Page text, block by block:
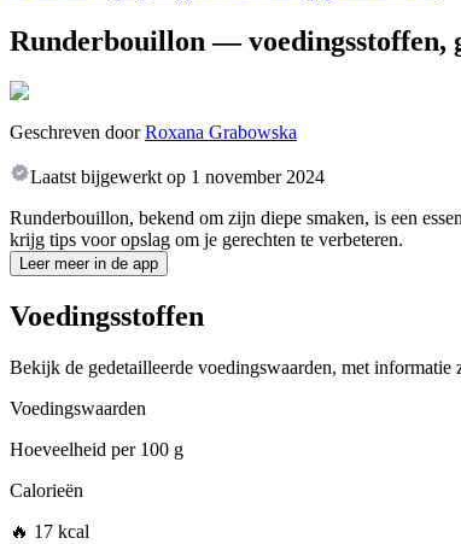
Runderbouillon — voedingsstoffen,
Geschreven door Roxana Grabowska
Laatst bijgewerkt op 1 november 2024
Runderbouillon, bekend om zijn diepe smaken, is een
krijg tips voor opslag om je gerechten te verbeteren.
Leer meer in de app
Voedingsstoffen
Bekijk de gedetailleerde voedingswaarden, met
Voedingswaarden
Hoeveelheid per100 g
Calorieën
🔥 17 kcal